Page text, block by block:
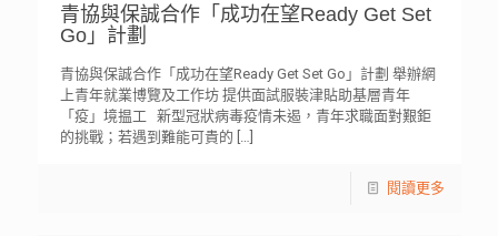
青協與保誠合作「成功在望Ready Get Set
Go」計劃
青協與保誠合作「成功在望Ready Get Set Go」計劃 舉辦網
上青年就業博覽及工作坊 提供面試服裝津貼助基層青年
「疫」境揾工 新型冠狀病毒疫情未遏，青年求職面對艱鉅
的挑戰；若遇到難能可貴的 […]
閱讀更多